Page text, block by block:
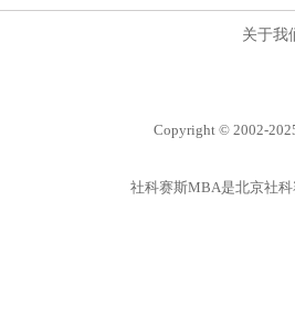
关于我
Copyright © 2002-
社科赛斯MBA是北京社